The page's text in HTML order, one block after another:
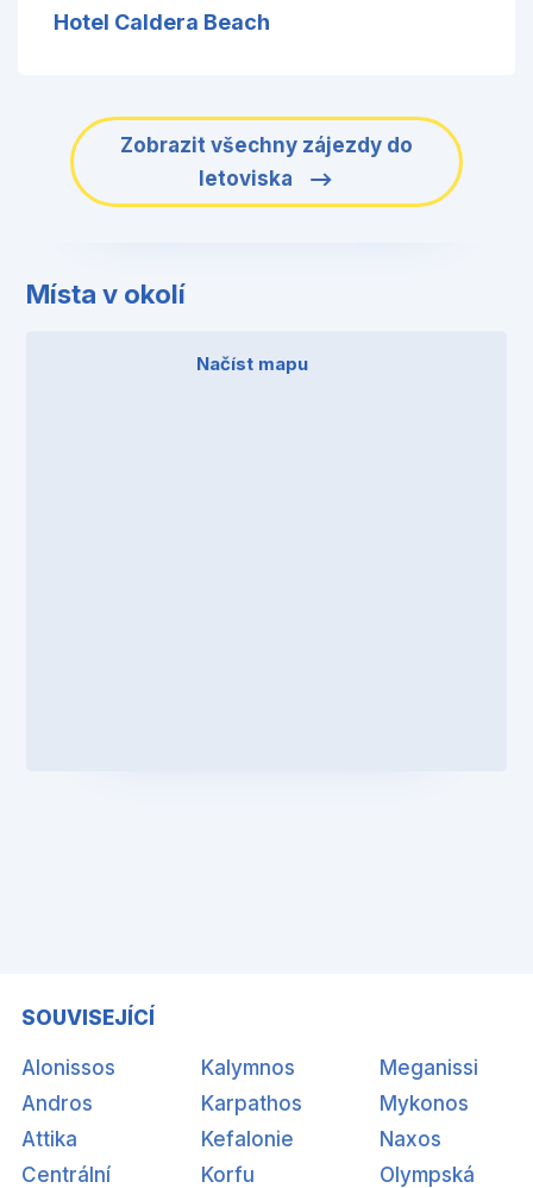
Hotel Caldera Beach
Zobrazit všechny zájezdy do
letoviska
Místa v okolí
Načíst mapu
SOUVISEJÍCÍ
Alonissos
Andros
Attika
Centrální
Kalymnos
Karpathos
Kefalonie
Korfu
Meganissi
Mykonos
Naxos
Olympská